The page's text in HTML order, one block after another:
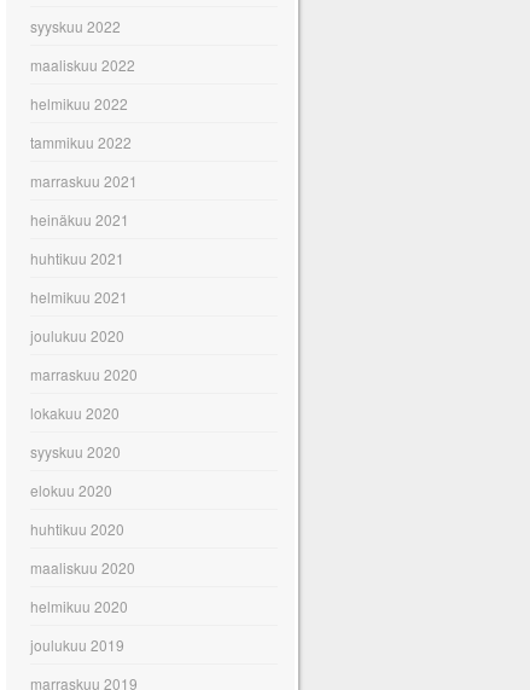
syyskuu 2022
maaliskuu 2022
helmikuu 2022
tammikuu 2022
marraskuu 2021
heinäkuu 2021
huhtikuu 2021
helmikuu 2021
joulukuu 2020
marraskuu 2020
lokakuu 2020
syyskuu 2020
elokuu 2020
huhtikuu 2020
maaliskuu 2020
helmikuu 2020
joulukuu 2019
marraskuu 2019